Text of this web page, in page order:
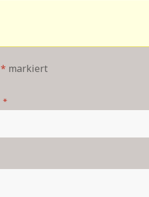
* markiert
*